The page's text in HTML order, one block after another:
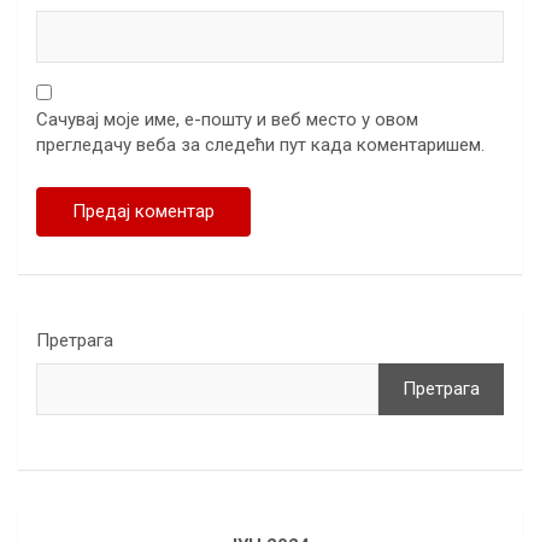
Сачувај моје име, е-пошту и веб место у овом
прегледачу веба за следећи пут када коментаришем.
Претрага
Претрага